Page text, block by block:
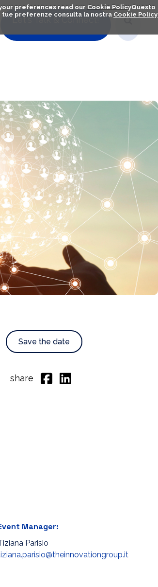
preferences read our Cookie PolicyQuesto
preferenze consulta la nostra Cookie Policy
Let's Talk & Connect!
Save the date
share
Manager:
Parisio